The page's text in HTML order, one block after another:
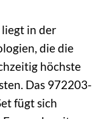
in der
die die
höchste
Das 972203-
fügt sich